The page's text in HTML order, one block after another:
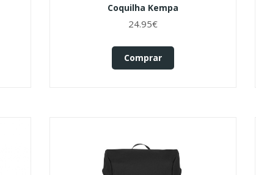
Coquilha Kempa
24.95€
Comprar